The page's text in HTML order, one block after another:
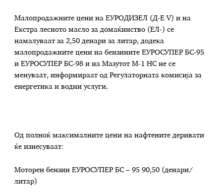
Малопродажните цени на ЕУРОДИЗЕЛ (Д-Е V) и на
Екстра лесното масло за домаќинство (ЕЛ-) се
намалуваат за 2,50 денари за литар, додека
малопродажните цени на бензините ЕУРОСУПЕР БС-95
и ЕУРОСУПЕР БС-98 и на Мазутот М-1 НС не се
менуваат, информираат од Регулаторната комисија за
енергетика и водни услуги.
Од полноќ максималните цени на нафтените деривати
ќе изнесуваат:
Моторен бензин ЕУРОСУПЕР БС – 95 90,50 (денари/
литар)